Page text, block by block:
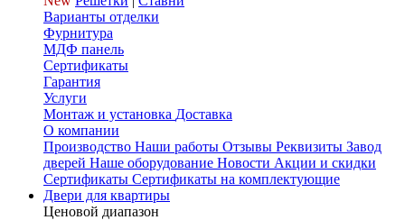
Варианты отделки
Фурнитура
МДФ панель
Сертификаты
Гарантия
Услуги
Монтаж и установка Доставка
О компании
Производство Наши работы Отзывы Реквизиты Завод
дверей Наше оборудование Новости Акции и скидки
Сертификаты Сертификаты на комплектующие
Двери для квартиры
Ценовой диапазон